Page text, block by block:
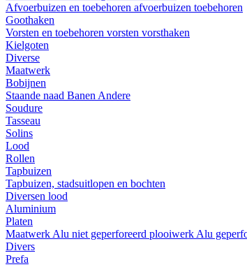
Afvoerbuizen en toebehoren afvoerbuizen toebehoren
Goothaken
Vorsten en toebehoren vorsten vorsthaken
Kielgoten
Diverse
Maatwerk
Bobijnen
Staande naad Banen Andere
Soudure
Tasseau
Solins
Lood
Rollen
Tapbuizen
Tapbuizen, stadsuitlopen en bochten
Diversen lood
Aluminium
Platen
Maatwerk Alu niet geperforeerd plooiwerk Alu
Divers
Prefa